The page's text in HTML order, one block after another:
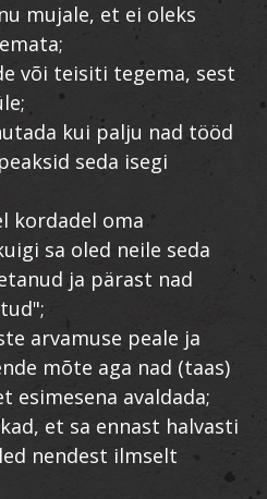
mujale, et ei oleks
või teisiti tegema, sest
kui palju nad tööd
seda isegi
kordadel oma
sa oled neile seda
ja pärast nad
arvamuse peale ja
mõte aga nad (taas)
esimesena avaldada;
et sa ennast halvasti
nendest ilmselt